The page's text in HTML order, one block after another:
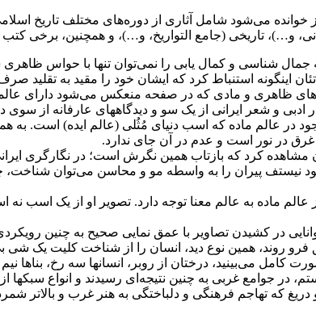
نیز خوانده می‌شود شامل آثاری از دوره‌های مختلف
و…)، تاریخی (جامع التواریخ، و…)، و همچنین، برخی
جمال شناسی و کمال یابی را نمی‌توان تنها با حواس
اینگونه استنباط کرد که ایشان خود را مقید به تقلید
ظاهری و مادی که در صفحه منعکس می‌شود
ادبی و شعر ایرانی از یک سو و دیدگاههای عارفانه از
در عالم ماده که اسب دنیای مُثُلی (عالم ایده) است. به
غرق در نور است و عدم در آن جای ندارد.
مشاهده کرد که بازتاب همین نگرش است؛ در نگارگری
نیستف پیران را به واسطه مو و محاسن می‌توان
ماده به عالم معنا توجه دارد. تصویر او از یک اسب
در کشیدن تصاویر با عمق نمایی صحیح به چنین
فرو روند، همین نوع دید، انسان را از شناخت کلیت
کامل می‌بینید، درختان از روبر، انسانها سه رخ،
دریغ که تهاجم فرهنگی و دلباختگی به هنر غرب و بالاتر